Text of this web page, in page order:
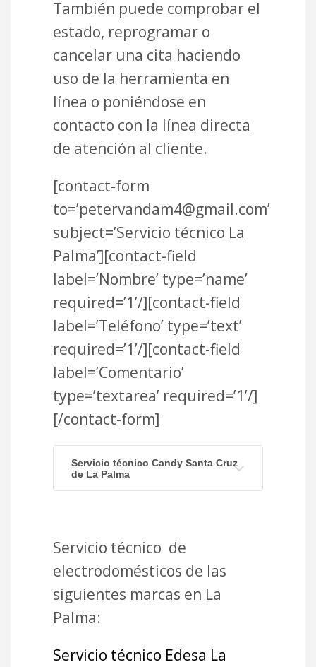
También puede comprobar el
estado, reprogramar o
cancelar una cita haciendo
uso de la herramienta en
línea o poniéndose en
contacto con la línea directa
de atención al cliente.
[contact-form
to=’petervandam4@gmail.com’
subject=’Servicio técnico La
Palma’][contact-field
label=’Nombre’ type=’name’
required=’1’/][contact-field
label=’Teléfono’ type=’text’
required=’1’/][contact-field
label=’Comentario’
type=’textarea’ required=’1’/]
[/contact-form]
Servicio técnico Candy Santa Cruz
de La Palma
Servicio técnico de
electrodomésticos de las
siguientes marcas en La
Palma:
Servicio técnico Edesa La